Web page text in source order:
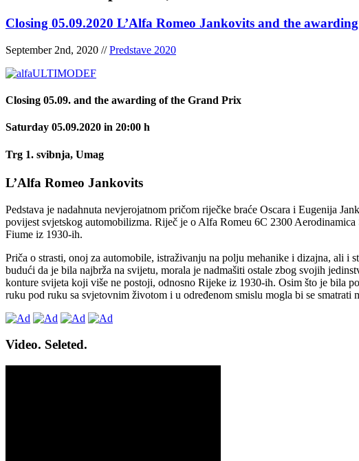
Closing 05.09.2020 L’Alfa Romeo Jankovits and the
September 2nd, 2020 //Predstave 2020
Closing 05.09. and the awarding of the Grand Prix
Saturday 05.09.2020 in 20:00 h
Trg 1. svibnja, Umag
L’Alfa Romeo Jankovits
Pedstava je nadahnuta nevjerojatnom pričom riječke braće Oscara i Eugenija
povijest svjetskog automobilizma. Riječ je o Alfa Romeu 6C 2300
Fiume iz 1930-ih.
Priča o strasti, onoj za automobile, istraživanju na polju mehanike i dizajna, ali
budući da je bila najbrža na svijetu, morala je nadmašiti ostale zbog svojih
konture svijeta koji više ne postoji, odnosno Rijeke iz 1930-ih. Osim što je bila
ruku pod ruku sa svjetovnim životom i u određenom smislu mogla bi se smatrati
Video. Seleted.